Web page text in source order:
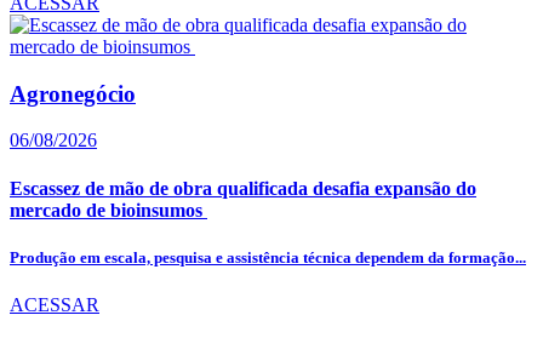
Agronegócio
06/08/2026
Escassez de mão de obra qualificada desafia expansão do
mercado de bioinsumos
Produção em escala, pesquisa e assistência técnica dependem da formação...
ACESSAR